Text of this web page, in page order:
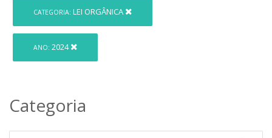
CATEGORIA: LEI ORGÂNICA
ANO: 2024
Categoria